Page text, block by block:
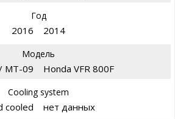
Год
2016 2014
Модель
MT-09 Honda VFR 800F
Cooling system
cooled нет данных